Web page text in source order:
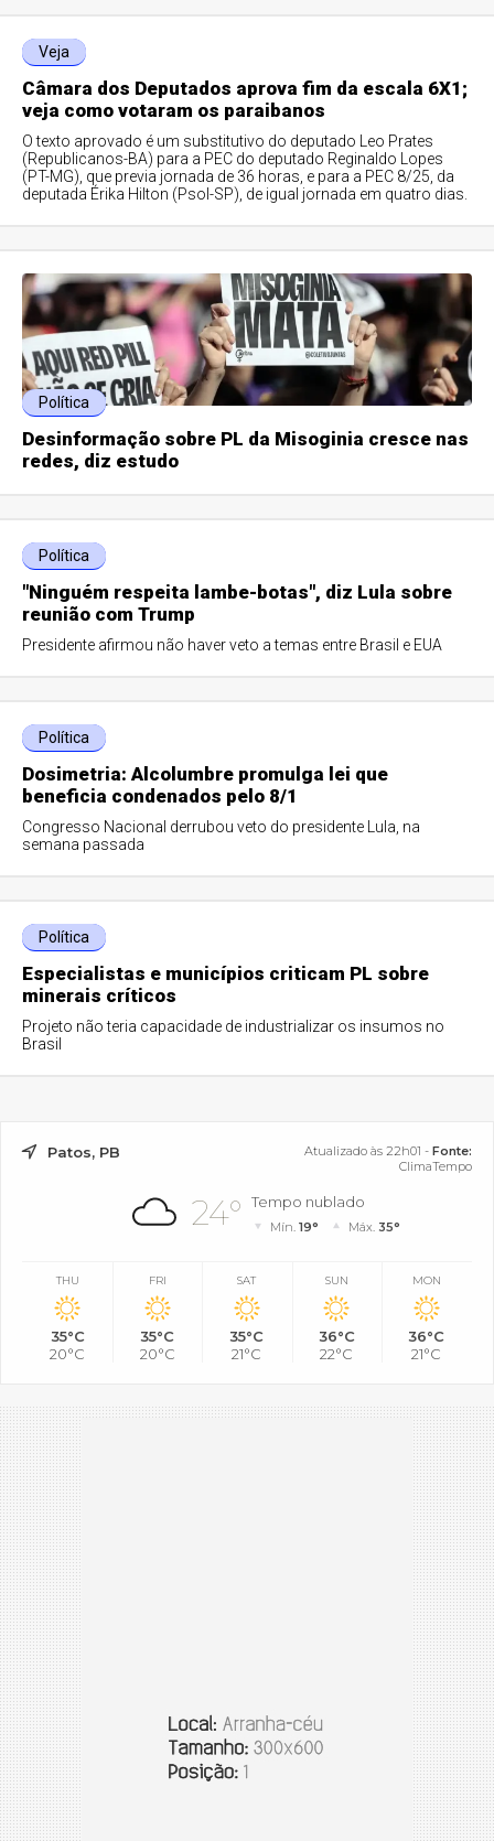
Veja
Câmara dos Deputados aprova fim da escala 6X1;
veja como votaram os paraibanos
O texto aprovado é um substitutivo do deputado Leo Prates
(Republicanos-BA) para a PEC do deputado Reginaldo Lopes
(PT-MG), que previa jornada de 36 horas, e para a PEC 8/25, da
deputada Érika Hilton (Psol-SP), de igual jornada em quatro dias.
Política
Desinformação sobre PL da Misoginia cresce nas
redes, diz estudo
Política
"Ninguém respeita lambe-botas", diz Lula sobre
reunião com Trump
Presidente afirmou não haver veto a temas entre Brasil e EUA
Política
Dosimetria: Alcolumbre promulga lei que
beneficia condenados pelo 8/1
Congresso Nacional derrubou veto do presidente Lula, na
semana passada
Política
Especialistas e municípios criticam PL sobre
minerais críticos
Projeto não teria capacidade de industrializar os insumos no
Brasil
Patos, PB Atualizado às 22h01 - Fonte:
ClimaTempo
24° Tempo nublado
Mín.19° Máx. 35°
THU
35°C
20°C
FRI
35°C
20°C
SAT
35°C
21°C
SUN
36°C
22°C
MON
36°C
21°C